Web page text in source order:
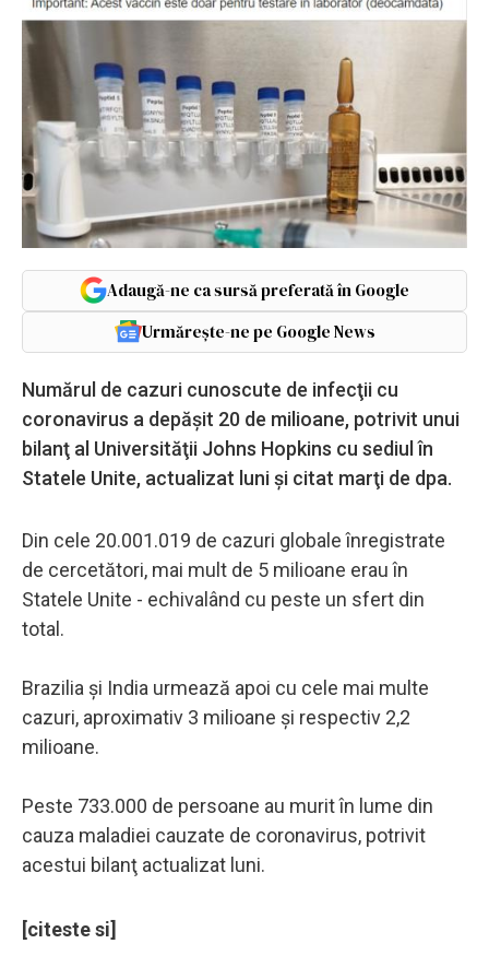
Adaugă-ne ca sursă preferată în Google
Urmărește-ne pe Google News
Numărul de cazuri cunoscute de infecţii cu
coronavirus a depăşit 20 de milioane, potrivit unui
bilanţ al Universităţii Johns Hopkins cu sediul în
Statele Unite, actualizat luni şi citat marţi de dpa.
Din cele 20.001.019 de cazuri globale înregistrate
de cercetători, mai mult de 5 milioane erau în
Statele Unite - echivalând cu peste un sfert din
total.
Brazilia şi India urmează apoi cu cele mai multe
cazuri, aproximativ 3 milioane şi respectiv 2,2
milioane.
Peste 733.000 de persoane au murit în lume din
cauza maladiei cauzate de coronavirus, potrivit
acestui bilanţ actualizat luni.
[citeste si]